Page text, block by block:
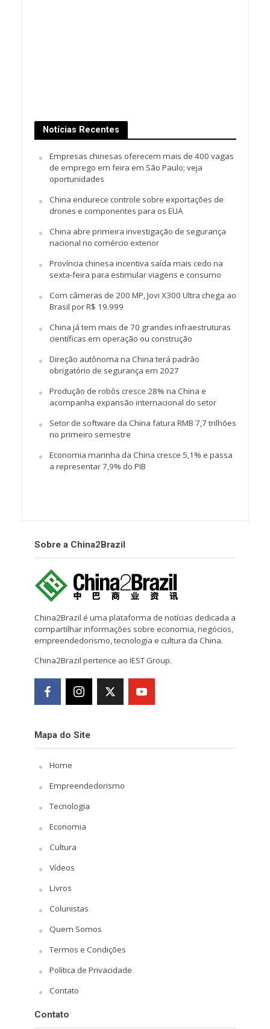
Notícias Recentes
Empresas chinesas oferecem mais de 400 vagas
de emprego em feira em São Paulo; veja
oportunidades
China endurece controle sobre exportações de
drones e componentes para os EUA
China abre primeira investigação de segurança
nacional no comércio exterior
Província chinesa incentiva saída mais cedo na
sexta-feira para estimular viagens e consumo
Com câmeras de 200 MP, Jovi X300 Ultra chega ao
Brasil por R$ 19.999
China já tem mais de 70 grandes infraestruturas
científicas em operação ou construção
Direção autônoma na China terá padrão
obrigatório de segurança em 2027
Produção de robôs cresce 28% na China e
acompanha expansão internacional do setor
Setor de software da China fatura RMB 7,7 trilhões
no primeiro semestre
Economia marinha da China cresce 5,1% e passa
a representar 7,9% do PIB
Sobre a China2Brazil
China2Brazil é uma plataforma de notícias dedicada a
compartilhar informações sobre economia, negócios,
empreendedorismo, tecnologia e cultura da China.
China2Brazil pertence ao IEST Group.
Mapa do Site
Home
Empreendedorismo
Tecnologia
Economia
Cultura
Vídeos
Livros
Colunistas
Quem Somos
Termos e Condições
Política de Privacidade
Contato
Contato